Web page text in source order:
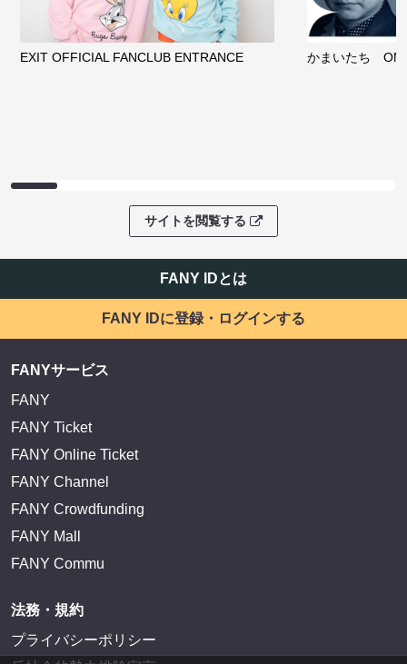
EXIT OFFICIAL FANCLUB ENTRANCE かまいたち
サイトを閲覧する
FANY IDとは
FANY IDに登録・ログインする
FANYサービス
FANY
FANY Ticket
FANY Online Ticket
FANY Channel
FANY Crowdfunding
FANY Mall
FANY Commu
法務・規約
プライバシーポリシー